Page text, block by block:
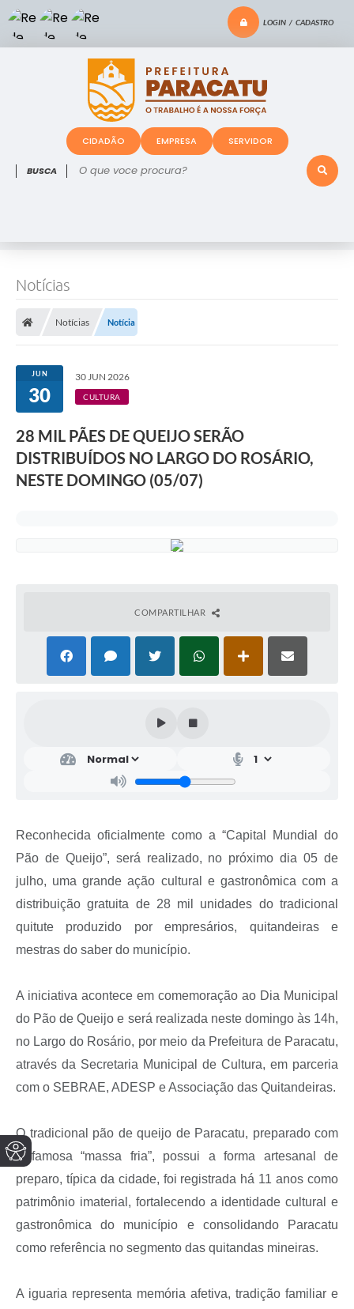
LOGIN / CADASTRO
O que voce procura?
CIDADÃO EMPRESA SERVIDOR
Notícias
Notícias Notícia
JUN
30
30 JUN 2026
CULTURA
28 MIL PÃES DE QUEIJO SERÃO
DISTRIBUÍDOS NO LARGO DO ROSÁRIO,
NESTE DOMINGO (05/07)
COMPARTILHAR
Reconhecida oficialmente como a “Capital Mundial do
Pão de Queijo”, será realizado, no próximo dia 05 de
julho, uma grande ação cultural e gastronômica com a
distribuição gratuita de 28 mil unidades do tradicional
quitute produzido por empresários, quitandeiras e
mestras do saber do município.
A iniciativa acontece em comemoração ao Dia Municipal
do Pão de Queijo e será realizada neste domingo às 14h,
no Largo do Rosário, por meio da Prefeitura de Paracatu,
através da Secretaria Municipal de Cultura, em parceria
com o SEBRAE, ADESP e Associação das Quitandeiras.
O tradicional pão de queijo de Paracatu, preparado com
a famosa “massa fria”, possui a forma artesanal de
preparo, típica da cidade, foi registrada há 11 anos como
patrimônio imaterial, fortalecendo a identidade cultural e
gastronômica do município e consolidando Paracatu
como referência no segmento das quitandas mineiras.
A iguaria representa memória afetiva, tradição familiar e